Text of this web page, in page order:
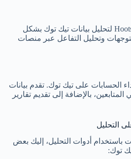
يمكنك استخدام Hootsuite Insights لتحليل بيانات تيك توك بشكل
وتحليل التفاعل عبر منصات
الحسابات على تيك توك. تقدم بيانات
بالإضافة إلى تقديم تقارير
باستخدام أدوات التحليل، إليك بعض
توك: